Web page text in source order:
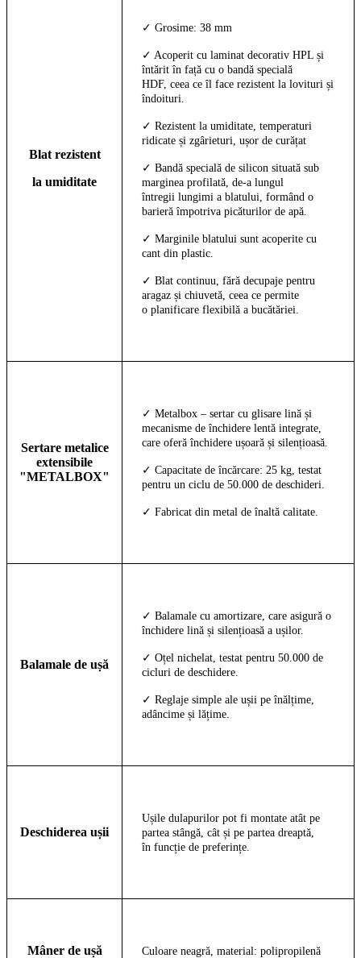
Blat rezistent
la umiditate
✓ Grosime: 38 mm
✓ Acoperit cu laminat decorativ HPL și
întărit în față cu o bandă specială
HDF, ceea ce îl face rezistent la lovituri și
îndoituri.
✓ Rezistent la umiditate, temperaturi
ridicate și zgârieturi, ușor de curățat
✓ Bandă specială de silicon situată sub
marginea profilată, de-a lungul
întregii lungimi a blatului, formând o
barieră împotriva picăturilor de apă.
✓ Marginile blatului sunt acoperite cu
cant din plastic.
✓ Blat continuu, fără decupaje pentru
aragaz și chiuvetă, ceea ce permite
o planificare flexibilă a bucătăriei.
Sertare metalice
extensibile
"METALBOX"
✓ Metalbox – sertar cu glisare lină și
mecanisme de închidere lentă integrate,
care oferă închidere ușoară și silențioasă.
✓ Capacitate de încărcare: 25 kg, testat
pentru un ciclu de 50.000 de deschideri.
✓ Fabricat din metal de înaltă calitate.
Balamale de ușă
✓ Balamale cu amortizare, care asigură o
închidere lină și silențioasă a ușilor.
✓ Oțel nichelat, testat pentru 50.000 de
cicluri de deschidere.
✓ Reglaje simple ale ușii pe înălțime,
adâncime și lățime.
Deschiderea ușii
Ușile dulapurilor pot fi montate atât pe
partea stângă, cât și pe partea dreaptă,
în funcție de preferințe.
Mâner de ușă Culoare neagră, material: polipropilenă